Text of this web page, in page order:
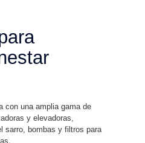
con una amplia gama de
y elevadoras,
sarro, bombas y filtros para